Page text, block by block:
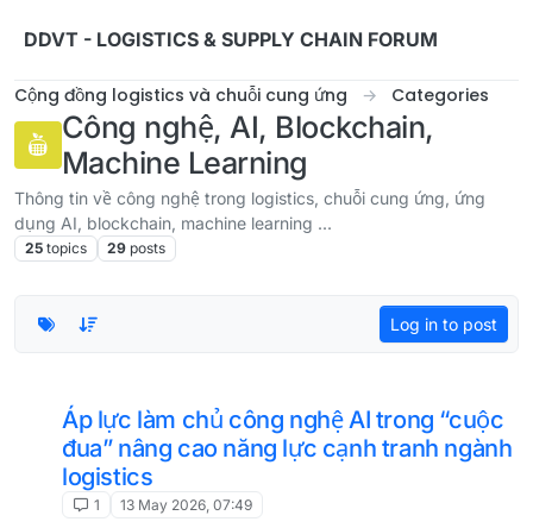
DDVT - LOGISTICS & SUPPLY CHAIN FORUM
Cộng đồng logistics và chuỗi cung ứng Categories
Công nghệ, AI, Blockchain,
Machine Learning
Thông tin về công nghệ trong logistics, chuỗi cung ứng, ứng
dụng AI, blockchain, machine learning ...
25 topics 29 posts
Log in to post
Áp lực làm chủ công nghệ AI trong “cuộc
đua” nâng cao năng lực cạnh tranh ngành
logistics
1 13 May 2026, 07:49